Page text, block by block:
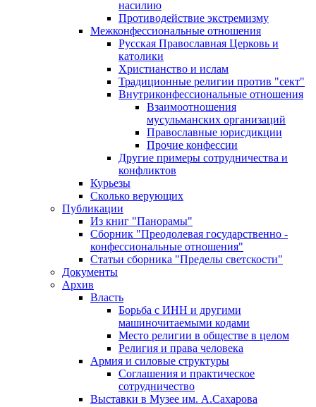
насилию
Противодействие экстремизму
Межконфессиональные отношения
Русская Православная Церковь и
католики
Христианство и ислам
Традиционные религии против "сект"
Внутриконфессиональные отношения
Взаимоотношения
мусульманских организаций
Православные юрисдикции
Прочие конфессии
Другие примеры сотрудничества и
конфликтов
Курьезы
Сколько верующих
Публикации
Из книг "Панорамы"
Сборник "Преодолевая государственно -
конфессиональные отношения"
Статьи сборника "Пределы светскости"
Документы
Архив
Власть
Борьба с ИНН и другими
машиночитаемыми кодами
Место религии в обществе в целом
Религия и права человека
Армия и силовые структуры
Соглашения и практическое
сотрудничество
Выставки в Музее им. А.Сахарова